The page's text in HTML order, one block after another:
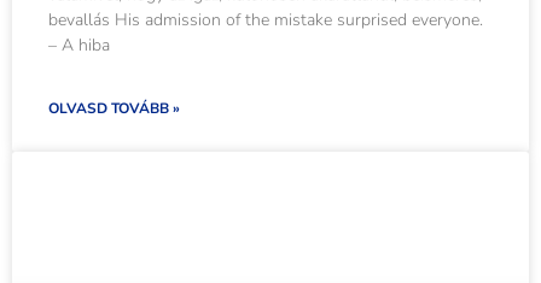
bevallás His admission of the mistake surprised everyone.
– A hiba
OLVASD TOVÁBB »